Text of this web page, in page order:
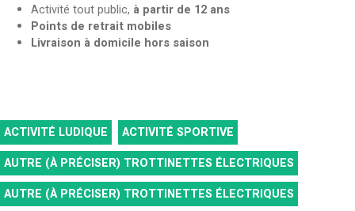
Activité tout public, à partir de 12 ans
Points de retrait mobiles
Livraison à domicile hors saison
ACTIVITÉ LUDIQUE
ACTIVITÉ SPORTIVE
AUTRE (À PRÉCISER) TROTTINETTES ÉLECTRIQUES
AUTRE (À PRÉCISER) TROTTINETTES ÉLECTRIQUES